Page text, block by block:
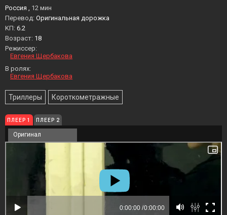
Россия , 12 мин
Перевод: Оригинальная дорожка
KП: 6.2
Возраст: 18
Режиссер:
Евгения Щербакова
В ролях:
Евгения Щербакова
Триллеры Короткометражные
ПЛЕЕР 1 ПЛЕЕР 2
Оригинал